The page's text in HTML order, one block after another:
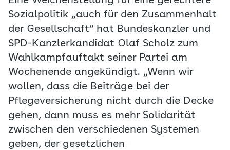
Sozialpolitik „auch für den Zusammenhalt
der Gesellschaft“ hat Bundeskanzler und
SPD-Kanzlerkandidat Olaf Scholz zum
Wahlkampfauftakt seiner Partei am
Wochenende angekündigt. „Wenn wir
wollen, dass die Beiträge bei der
Pflegeversicherung nicht durch die Decke
gehen, dann muss es mehr Solidarität
zwischen den verschiedenen Systemen
geben, der gesetzlichen